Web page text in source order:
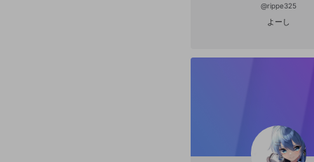
@rippe325
よーし